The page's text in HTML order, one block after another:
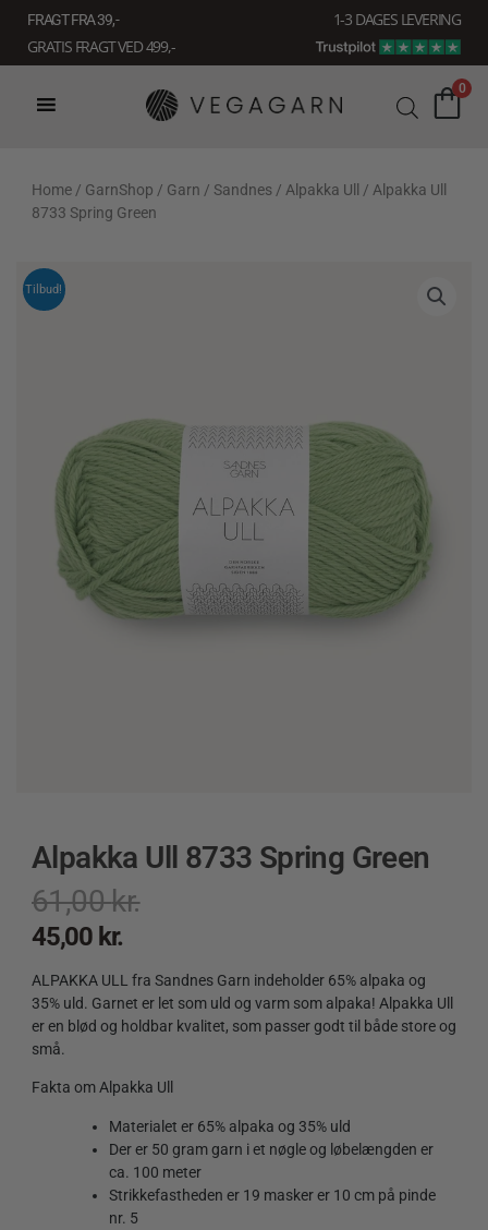
indholdet
FRAGT FRA 39, -
1-3 DAGES LEVERING
GRATIS FRAGT VED 499,-
0
Home / GarnShop / Garn / Sandnes / Alpakka Ull
/ Alpakka Ull
8733 Spring Green
Tilbud!
Alpakka Ull 8733 Spring Green
61,00kr.
45,00 kr.
ALPAKKA ULL fra Sandnes Garn indeholder 65% alpaka og
35% uld. Garnet er let som uld og varm som alpaka! Alpakka Ull
er en blød og holdbar kvalitet, som passer godt til både store og
små.
Fakta om Alpakka Ull
Materialet er 65% alpaka og 35% uld
Der er 50 gram garn i et nøgle og løbelængden er
ca. 100 meter
Strikkefastheden er 19 masker er 10 cm på pinde
nr. 5